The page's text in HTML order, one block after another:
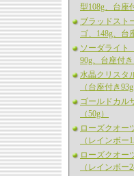
型108g、台座
ブラッドスト
ゴ、148g、台
ソーダライト
90g、台座付き
水晶クリスタ
（台座付き93g
ゴールドカル
（50g）
ローズクオー
（レインボー
ローズクオー
（レインボー